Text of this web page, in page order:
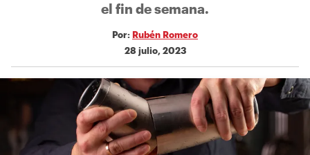
el fin de semana.
Por: Rubén Romero
28 julio, 2023